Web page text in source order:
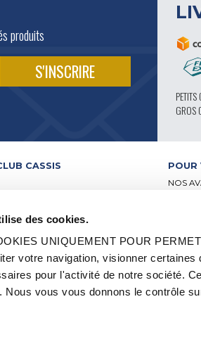
des cookies.
UNIQUEMENT POUR
votre navigation, visionner certaines
pour l'activité de notre société.
Nous vous vous donnons le contrôle
produits
GROS
CASSIS
ET LABELS
ET MÉHARI
POUR
NOS
PIÈCES